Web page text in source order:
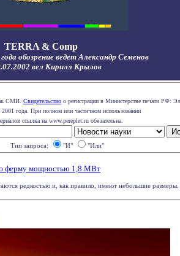
TERRA & Comp
обозрение ведет Александр Семенов
вел Кирилл Крылов
СМИ. Свидетельствоо регистрации в Министерстве печати РФ:
2001 года. При полном или частичном использовании
ссылка на www.pereplet.ru обязательна.
Тип запроса: "И" "Или"
ферму мощностью 1,8 МВт
редкостью и, как правило, имеют небольшие размеры.